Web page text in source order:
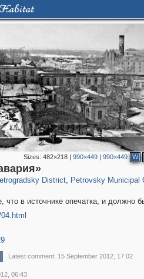
Habitat
Sizes:482×218 |990×449 |990×449 W
District
438
, Petrovsky Municipal
в источнике опечатка, и должно
Latest comment: 15 September 2012, 17:02
06:43